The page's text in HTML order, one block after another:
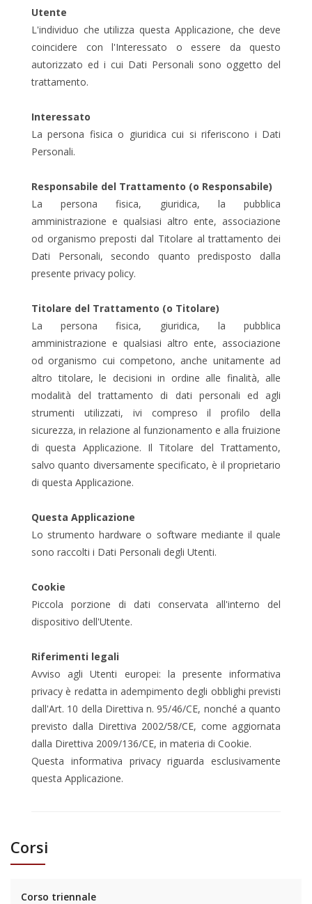
Utente
L'individuo che utilizza questa Applicazione, che deve
coincidere con l'Interessato o essere da questo
autorizzato ed i cui Dati Personali sono oggetto del
trattamento.
Interessato
La persona fisica o giuridica cui si riferiscono i Dati
Personali.
Responsabile del Trattamento (o Responsabile)
La persona fisica, giuridica, la pubblica
amministrazione e qualsiasi altro ente, associazione
od organismo preposti dal Titolare al trattamento dei
Dati Personali, secondo quanto predisposto dalla
presente privacy policy.
Titolare del Trattamento (o Titolare)
La persona fisica, giuridica, la pubblica
amministrazione e qualsiasi altro ente, associazione
od organismo cui competono, anche unitamente ad
altro titolare, le decisioni in ordine alle finalità, alle
modalità del trattamento di dati personali ed agli
strumenti utilizzati, ivi compreso il profilo della
sicurezza, in relazione al funzionamento e alla fruizione
di questa Applicazione. Il Titolare del Trattamento,
salvo quanto diversamente specificato, è il proprietario
di questa Applicazione.
Questa Applicazione
Lo strumento hardware o software mediante il quale
sono raccolti i Dati Personali degli Utenti.
Cookie
Piccola porzione di dati conservata all'interno del
dispositivo dell'Utente.
Riferimenti legali
Avviso agli Utenti europei: la presente informativa
privacy è redatta in adempimento degli obblighi previsti
dall'Art. 10 della Direttiva n. 95/46/CE, nonché a quanto
previsto dalla Direttiva 2002/58/CE, come aggiornata
dalla Direttiva 2009/136/CE, in materia di Cookie.
Questa informativa privacy riguarda esclusivamente
questa Applicazione.
Corsi
Corso triennale